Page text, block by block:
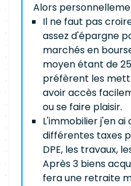
Alors
Il ne faut pas
assez d'épargne
marchés en
moyen étant de
préfèrent les
avoir accès
ou se faire plaisir.
L'immobilier j'en ai
différentes taxes
DPE, les travaux,
Après 3 biens
fera une retraite